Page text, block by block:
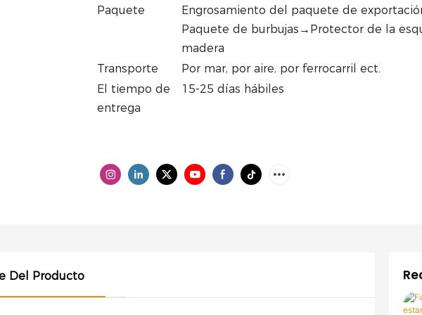
Paquete
Engrosamiento del paquete de
Paquete de burbujas→Protector de la
madera
Transporte
Por mar, por aire, por ferrocarril ect.
El tiempo de
entrega
15-25 días hábiles
Del Producto